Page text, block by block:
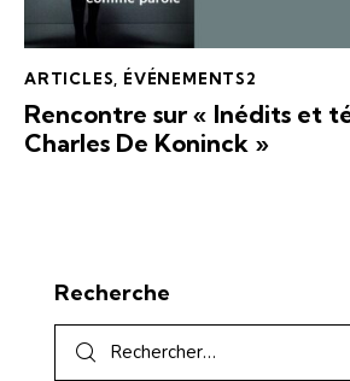
ARTICLES, ÉVÉNEMENTS2
Rencontre sur « Inédits et
Charles De Koninck »
Recherche